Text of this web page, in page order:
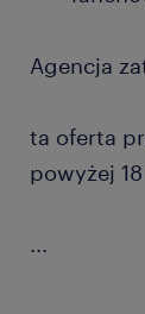
Agencja
ta oferta
powyżej
...